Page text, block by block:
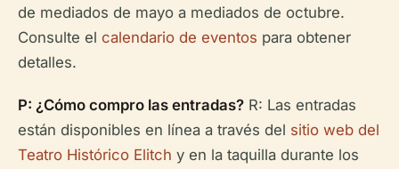
de mediados de mayo a mediados de octubre.
Consulte el calendario de eventos para obtener
detalles.
P: ¿Cómo compro las entradas? R: Las entradas
están disponibles en línea a través del sitio web del
Teatro Histórico Elitch y en la taquilla durante los